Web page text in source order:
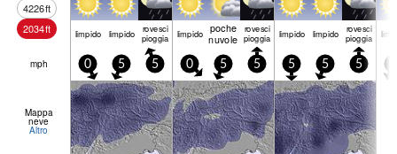
4226ft
2034ft limp­ido limp­ido rovesci
pioggia limp­ido poche
nuvole
rovesci
pioggia limp­ido limp­ido rovesci
pioggia
mph 0 5 5 0 5 5 5 5 5
Mappa
neve
Altro